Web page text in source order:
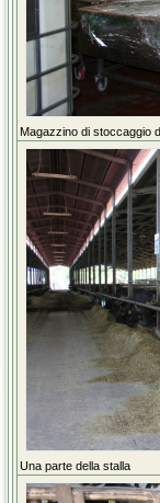
Magazzino di stoccaggio
Una parte della stalla